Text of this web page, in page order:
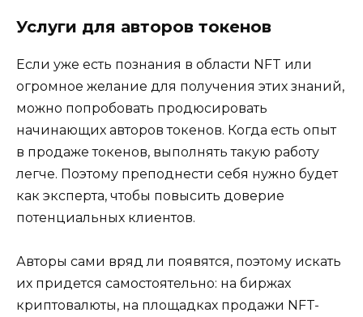
Услуги для авторов токенов
Если уже есть познания в области NFT или
огромное желание для получения этих знаний,
можно попробовать продюсировать
начинающих авторов токенов. Когда есть опыт
в продаже токенов, выполнять такую работу
легче. Поэтому преподнести себя нужно будет
как эксперта, чтобы повысить доверие
потенциальных клиентов.
Авторы сами вряд ли появятся, поэтому искать
их придется самостоятельно: на биржах
криптовалюты, на площадках продажи NFT-